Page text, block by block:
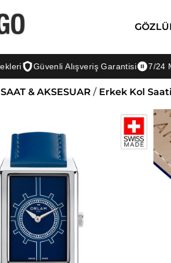
Güvenli Alışveriş Garantisi 7/24 Müşteri
SAAT & AKSESUAR / Erkek Kol Saati